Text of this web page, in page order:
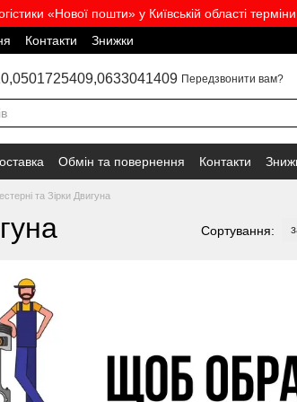
«Нової пошти» у Київській області
Контакти
Знижки
Співпраця
0501725409,0633041409 Передзвонити вам?
Обмін та повернення Контакти
та Зірки Двигуна
Сортування: